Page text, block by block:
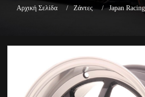
Αρχική Σελίδα Ζάντες Japan Racing